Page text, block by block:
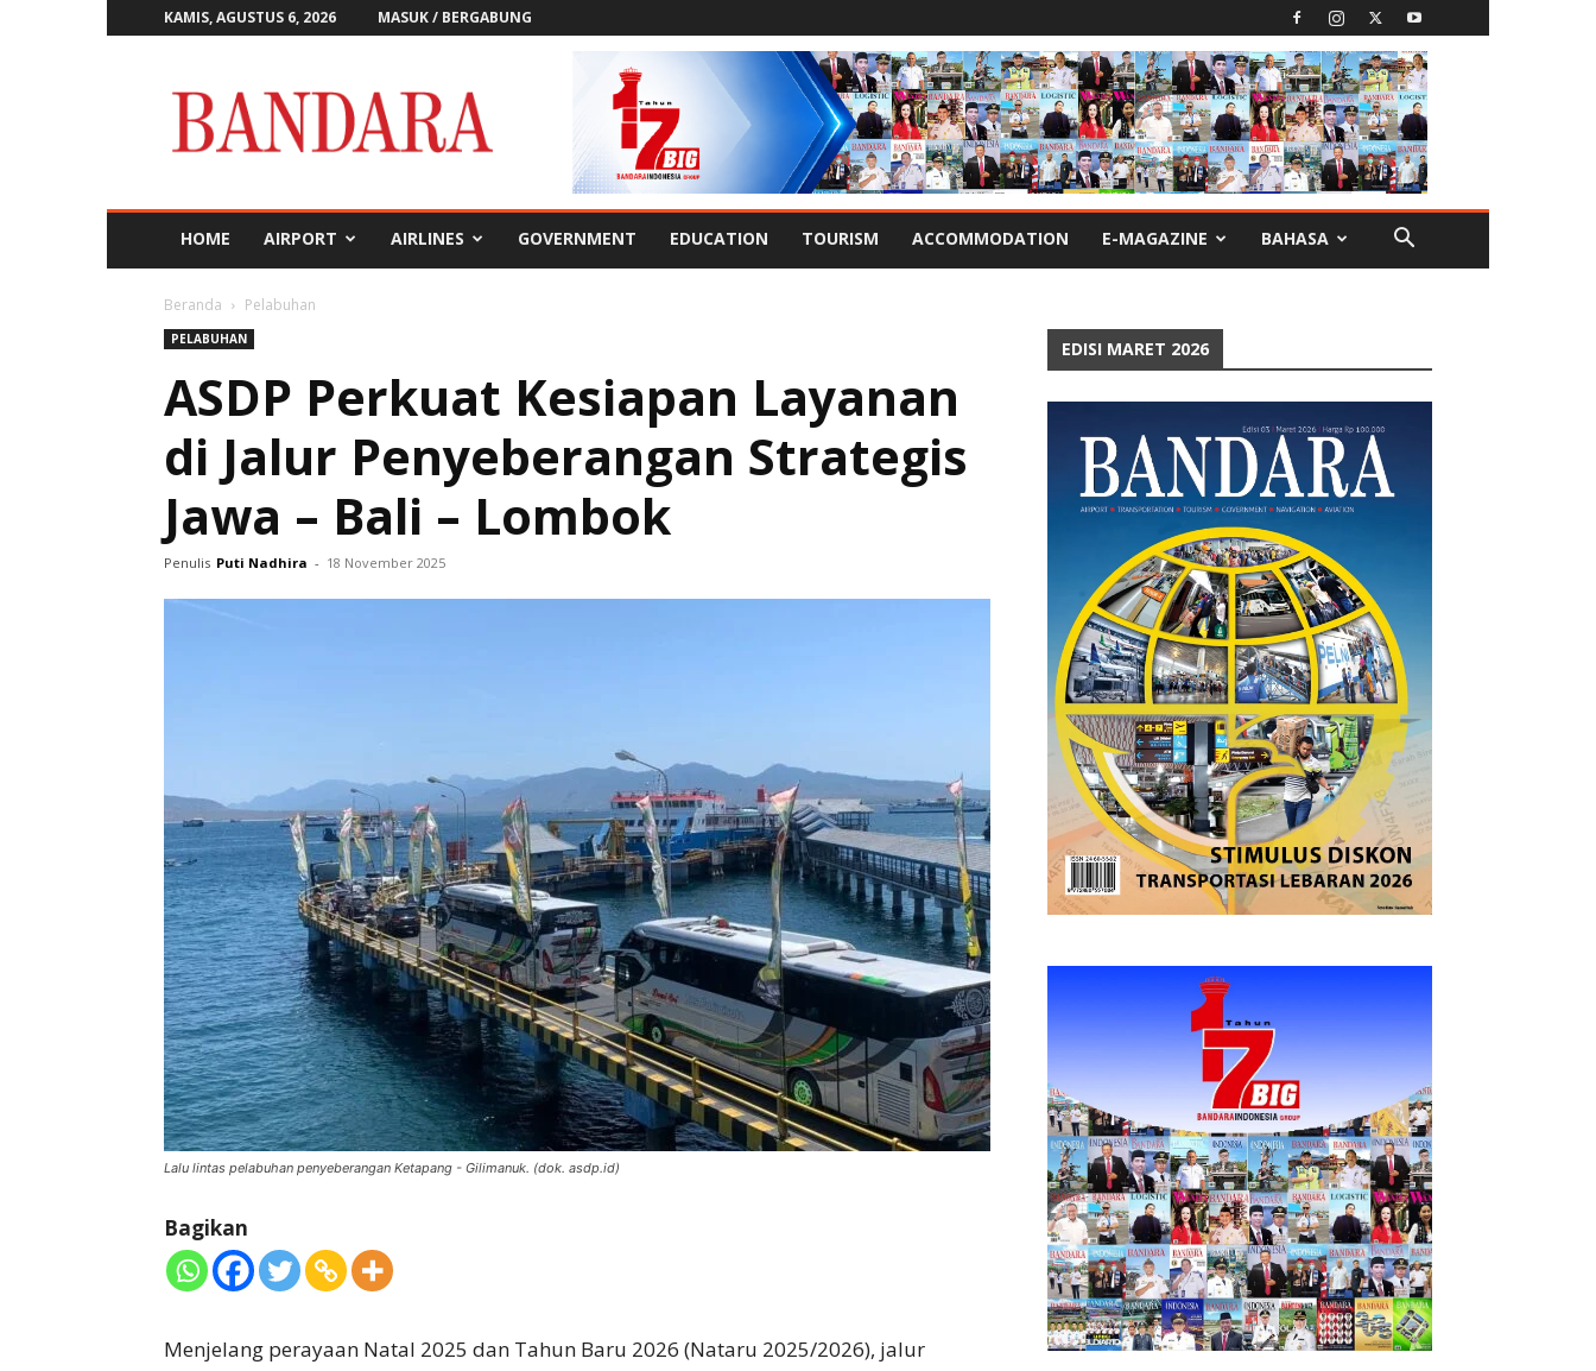
KAMIS, AGUSTUS 6, 2026 MASUK / BERGABUNG
Bandara
HOME AIRPORT AIRLINES GOVERNMENT EDUCATION TOURISM ACCOMMODATION E-MAGAZINE BAHASA
Beranda Pelabuhan
PELABUHAN
ASDP Perkuat Kesiapan Layanan
di Jalur Penyeberangan Strategis
Jawa – Bali – Lombok
Penulis Puti Nadhira - 18 November 2025
Lalu lintas pelabuhan penyeberangan Ketapang - Gilimanuk. (dok. asdp.id)
Bagikan
Menjelang perayaan Natal 2025 dan Tahun Baru 2026 (Nataru 2025/2026), jalur
EDISI MARET 2026